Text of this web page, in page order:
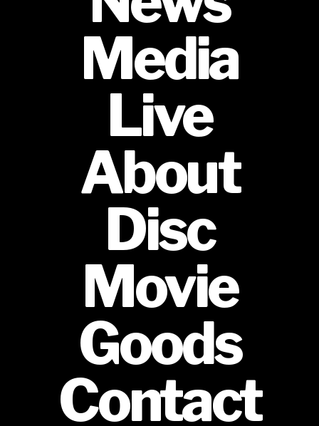
Media
Live
About
Disc
Movie
Goods
Contact